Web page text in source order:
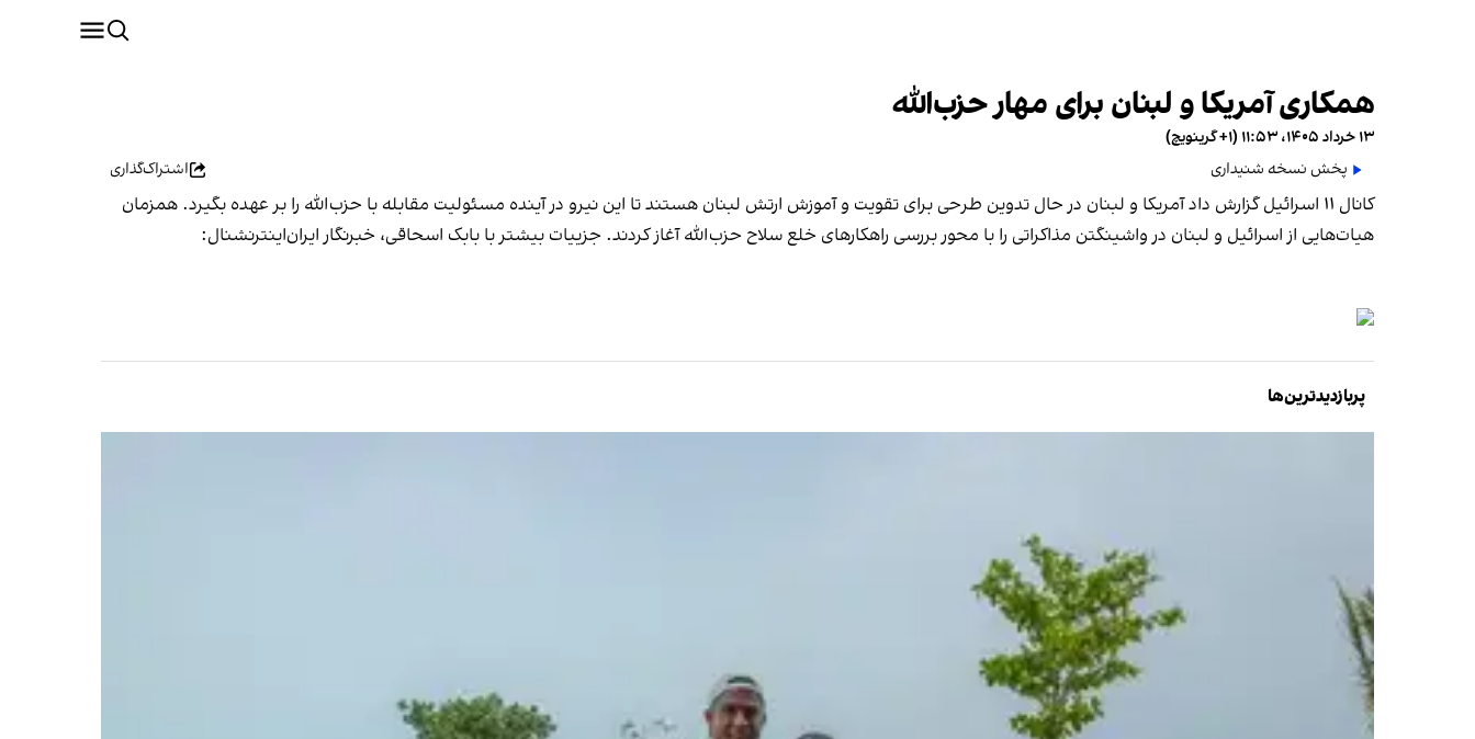
همکاری آمریکا و لبنان برای مهار حزب‌الله
۱۳ خرداد ۱۴۰۵، ۱۱:۵۳ (‎+۱ گرینویچ)
پخش نسخه شنیداری
اشتراک‌گذاری
کانال ۱۱ اسرائیل گزارش داد آمریکا و لبنان در حال تدوین طرحی برای تقویت و آموزش ارتش لبنان هستند تا این نیرو در آینده مسئولیت مقابله با حزب‌الله را بر عهده بگیرد. همزمان
هیات‌هایی از اسرائیل و لبنان در واشینگتن مذاکراتی را با محور بررسی راهکارهای خلع سلاح حزب‌الله آغاز کردند. جزییات بیشتر با بابک اسحاقی، خبرنگار ایران‌اینترنشنال:
پربازدیدترین‌ها